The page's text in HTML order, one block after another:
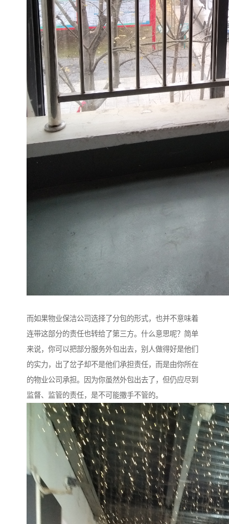
而如果物业保洁公司选择了分包的形式，也并不意味着
连带这部分的责任也转给了第三方。什么意思呢？简单
来说，你可以把部分服务外包出去，别人做得好是他们
的实力，出了岔子却不是他们承担责任，而是由你所在
的物业公司承担。因为你虽然外包出去了，但仍应尽到
监督、监管的责任，是不可能撒手不管的。